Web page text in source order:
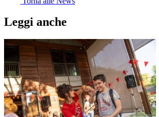
Leggi anche